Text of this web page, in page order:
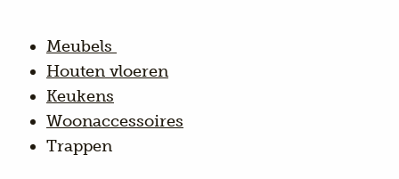
Meubels
Houten vloeren
Keukens
Woonaccessoires
Trappen